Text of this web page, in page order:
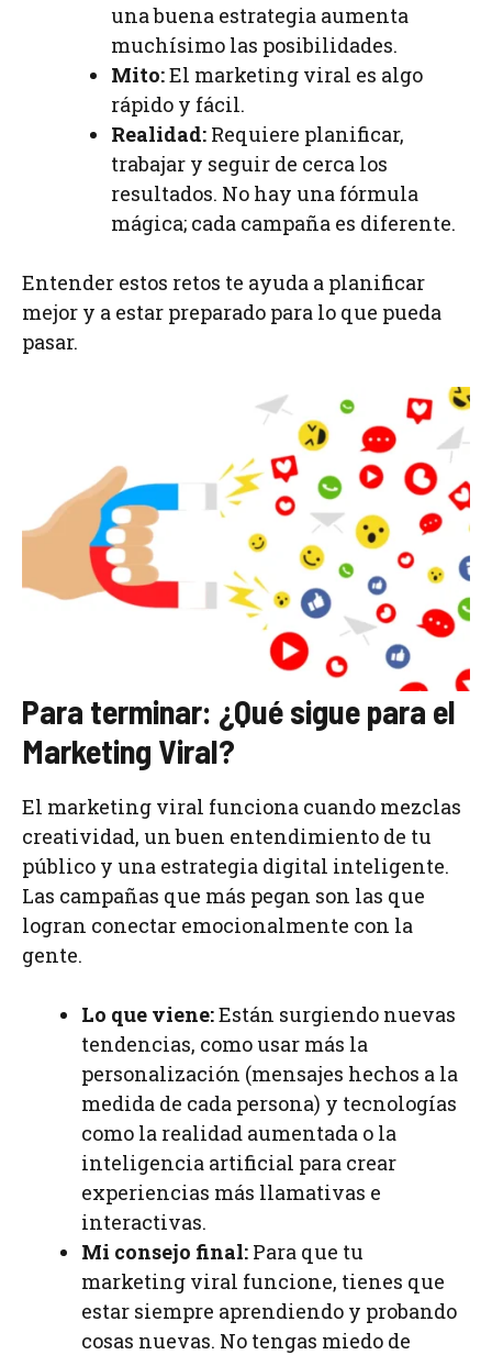
una buena estrategia aumenta
muchísimo las posibilidades.
Mito:El marketing viral es algo
rápido y fácil.
Realidad: Requiere planificar,
trabajar y seguir de cerca los
resultados. No hay una fórmula
mágica; cada campaña es diferente.
Entender estos retos te ayuda a planificar
mejor y a estar preparado para lo que pueda
pasar.
Para terminar: ¿Qué sigue para el
Marketing Viral?
El marketing viral funciona cuando mezclas
creatividad, un buen entendimiento de tu
público y una estrategia digital inteligente.
Las campañas que más pegan son las que
logran conectar emocionalmente con la
gente.
Lo que viene:Están surgiendo nuevas
tendencias, como usar más la
personalización (mensajes hechos a la
medida de cada persona) y tecnologías
como la realidad aumentada o la
inteligencia artificial para crear
experiencias más llamativas e
interactivas.
Mi consejo final: Para que tu
marketing viral funcione, tienes que
estar siempre aprendiendo y probando
cosas nuevas. No tengas miedo de